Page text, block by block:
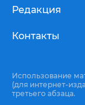
Редакция
Контакты
Использование
(для интернет-
третьего абзаца.